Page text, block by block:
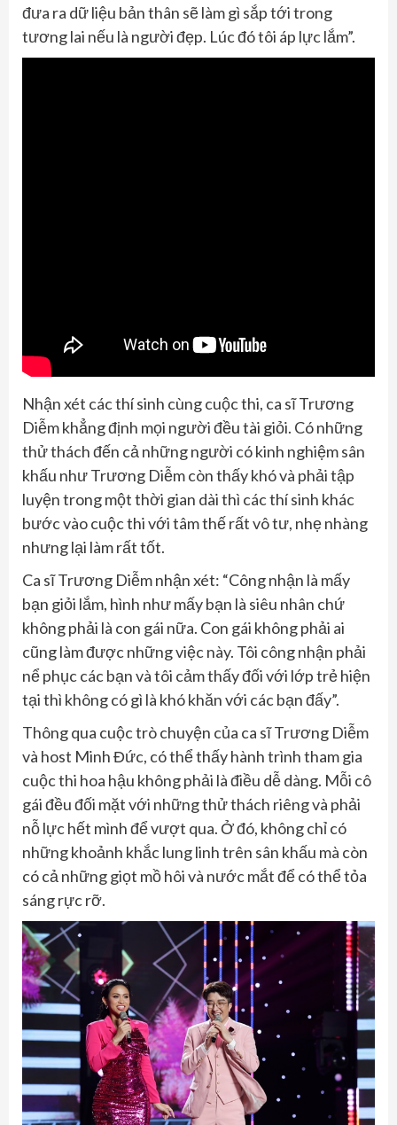
đưa ra dữ liệu bản thân sẽ làm gì sắp tới trong
tương lai nếu là người đẹp. Lúc đó tôi áp lực lắm”.
Nhận xét các thí sinh cùng cuộc thi, ca sĩ Trương
Diễm khẳng định mọi người đều tài giỏi. Có những
thử thách đến cả những người có kinh nghiệm sân
khấu như Trương Diễm còn thấy khó và phải tập
luyện trong một thời gian dài thì các thí sinh khác
bước vào cuộc thi với tâm thế rất vô tư, nhẹ nhàng
nhưng lại làm rất tốt.
Ca sĩ Trương Diễm nhận xét: “Công nhận là mấy
bạn giỏi lắm, hình như mấy bạn là siêu nhân chứ
không phải là con gái nữa. Con gái không phải ai
cũng làm được những việc này. Tôi công nhận phải
nể phục các bạn và tôi cảm thấy đối với lớp trẻ hiện
tại thì không có gì là khó khăn với các bạn đấy”.
Thông qua cuộc trò chuyện của ca sĩ Trương Diễm
và host Minh Đức, có thể thấy hành trình tham gia
cuộc thi hoa hậu không phải là điều dễ dàng. Mỗi cô
gái đều đối mặt với những thử thách riêng và phải
nỗ lực hết mình để vượt qua. Ở đó, không chỉ có
những khoảnh khắc lung linh trên sân khấu mà còn
có cả những giọt mồ hôi và nước mắt để có thể tỏa
sáng rực rỡ.